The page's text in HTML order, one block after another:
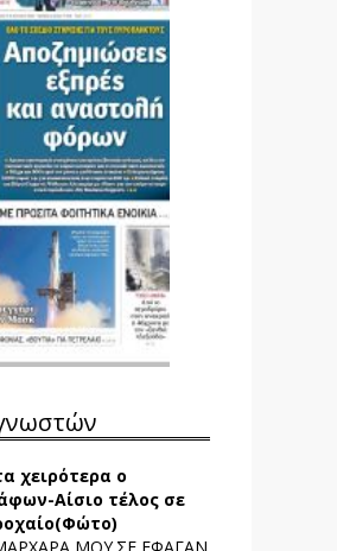
χειρότερα ο
Αίσιο τέλος σε